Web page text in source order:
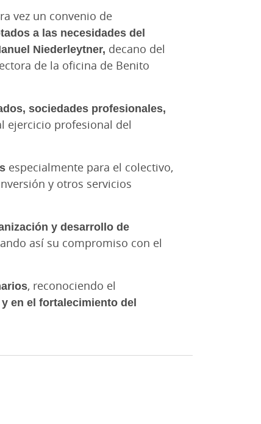
vez un convenio de
a las necesidades del
Niederleytner, decano del
de la oficina de Benito
sociedades profesionales,
ejercicio profesional del
especialmente para el colectivo,
y otros servicios
y desarrollo de
así su compromiso con el
, reconociendo el
en el fortalecimiento del